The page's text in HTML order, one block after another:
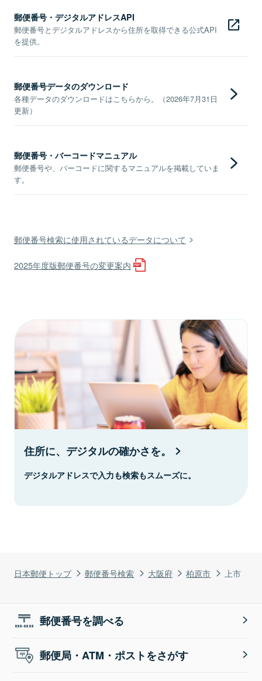
日本郵便トップ 郵便番号検索 大阪府 柏原市 上市
郵便番号・デジタルアドレスAPI
郵便番号とデジタルアドレスから住所を取得できる公式API
を提供。
郵便番号データのダウンロード
各種データのダウンロードはこちらから。（2026年7月31日
更新）
郵便番号・バーコードマニュアル
郵便番号や、バーコードに関するマニュアルを掲載していま
す。
郵便番号検索に使用されているデータについて
2025年度版郵便番号の変更案内
住所に、デジタルの確かさを。
デジタルアドレスで入力も検索もスムーズに。
郵便番号を調べる
郵便局・ATM・ポストをさがす